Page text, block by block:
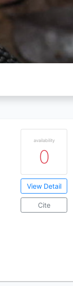
availability
0
View Detail
Cite